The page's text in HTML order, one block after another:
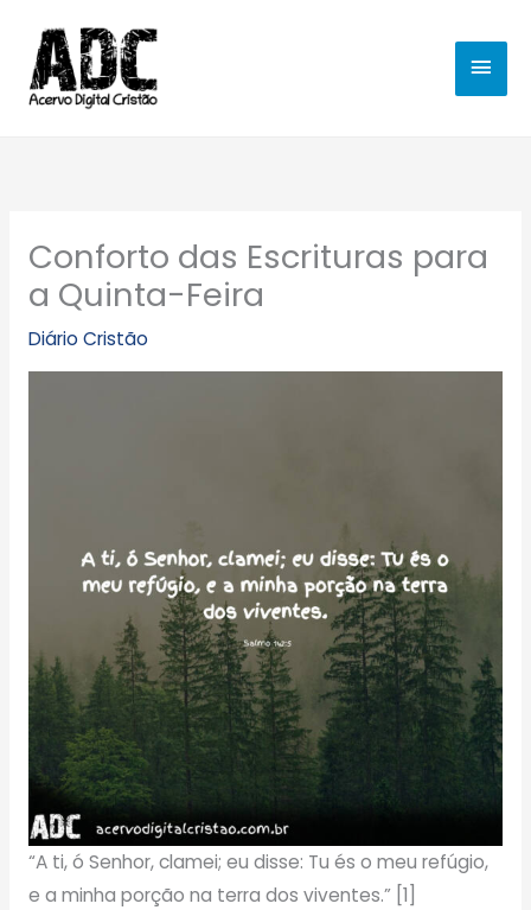
para
conteúdo
Conforto das Escrituras para
a Quinta-Feira
Diário Cristão
“A ti, ó Senhor, clamei; eu disse: Tu és o meu refúgio,
e a minha porção na terra dos viventes.” [1]